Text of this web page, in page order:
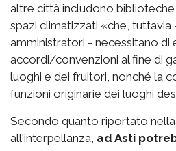
altre città includono
spazi climatizzati «che, tuttavia
amministratori - necessitano di
accordi/convenzioni al fine di
luoghi e dei fruitori, nonché la
funzioni originarie dei luoghi
Secondo quanto riportato
all'interpellanza, ad Asti